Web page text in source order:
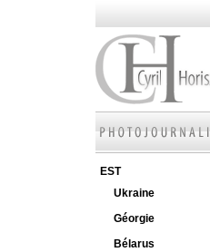
EST
Ukraine
Géorgie
Bélarus